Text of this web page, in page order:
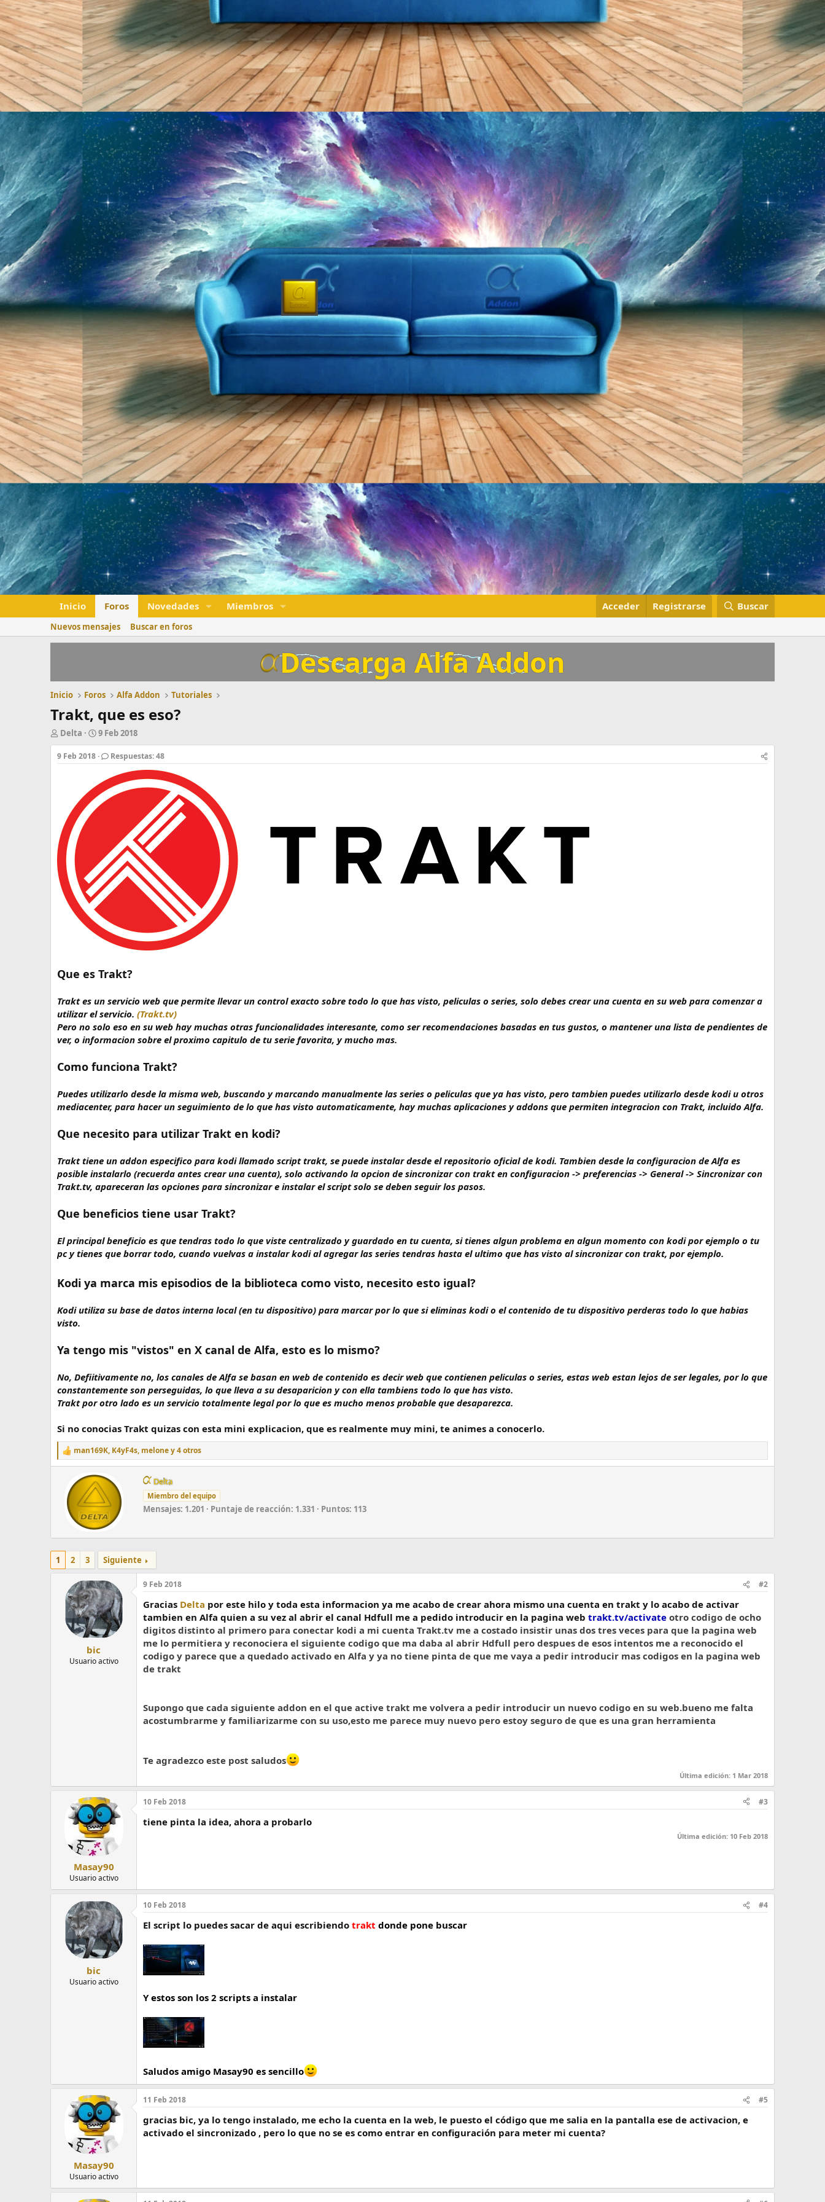
Inicio Foros Novedades Miembros Acceder Registrarse Buscar
Nuevos mensajes Buscar en foros
Descarga Alfa Addon
Inicio Foros Alfa Addon Tutoriales
Trakt, que es eso?
A
u
t
o
Delta
F
e
c
h
d
e
i
o
9 Feb 2018
9 Feb 2018 Respuestas: 48
Que es Trakt?
Trakt es un servicio web que permite llevar un control exacto sobre todo lo que has visto, peliculas o series, solo debes crear una cuenta en su web para comenzar a
utilizar el servicio. (Trakt.tv)
Pero no solo eso en su web hay muchas otras funcionalidades interesante, como ser recomendaciones basadas en tus gustos, o mantener una lista de pendientes de
ver, o informacion sobre el proximo capitulo de tu serie favorita, y mucho mas.
Como funciona Trakt?
Puedes utilizarlo desde la misma web, buscando y marcando manualmente las series o peliculas que ya has visto, pero tambien puedes utilizarlo desde kodi u otros
mediacenter, para hacer un seguimiento de lo que has visto automaticamente, hay muchas aplicaciones y addons que permiten integracion con Trakt, incluido Alfa.
Que necesito para utilizar Trakt en kodi?
Trakt tiene un addon especifico para kodi llamado script trakt, se puede instalar desde el repositorio oficial de kodi. Tambien desde la configuracion de Alfa es
posible instalarlo (recuerda antes crear una cuenta), solo activando la opcion de sincronizar con trakt en configuracion -> preferencias -> General -> Sincronizar con
Trakt.tv, apareceran las opciones para sincronizar e instalar el script solo se deben seguir los pasos.
Que beneficios tiene usar Trakt?
El principal beneficio es que tendras todo lo que viste centralizado y guardado en tu cuenta, si tienes algun problema en algun momento con kodi por ejemplo o tu
pc y tienes que borrar todo, cuando vuelvas a instalar kodi al agregar las series tendras hasta el ultimo que has visto al sincronizar con trakt, por ejemplo.
Kodi ya marca mis episodios de la biblioteca como visto, necesito esto igual?
Kodi utiliza su base de datos interna local (en tu dispositivo) para marcar por lo que si eliminas kodi o el contenido de tu dispositivo perderas todo lo que habias
visto.
Ya tengo mis "vistos" en X canal de Alfa, esto es lo mismo?
No, Defiitivamente no, los canales de Alfa se basan en web de contenido es decir web que contienen peliculas o series, estas web estan lejos de ser legales, por lo que
constantemente son perseguidas, lo que lleva a su desaparicion y con ella tambiens todo lo que has visto.
Trakt por otro lado es un servicio totalmente legal por lo que es mucho menos probable que desaparezca.
Si no conocias Trakt quizas con esta mini explicacion, que es realmente muy mini, te animes a conocerlo.
R
e
:
man169K, K4yF4s, meloney 4 otros
W
r
i
t
b
y
Delta
Miembro del equipo
Mensajes 1.201 Puntaje de reacción 1.331 Puntos 113
1 2 3 Siguiente
bic
Usuario activo
9 Feb 2018 #2
Gracias Delta por este hilo y toda esta informacion ya me acabo de crear ahora mismo una cuenta en trakt y lo acabo de activar
tambien en Alfa quien a su vez al abrir el canal Hdfull me a pedido introducir en la pagina web trakt.tv/activate otro codigo de ocho
digitos distinto al primero para conectar kodi a mi cuenta Trakt.tv me a costado insistir unas dos tres veces para que la pagina web
me lo permitiera y reconociera el siguiente codigo que ma daba al abrir Hdfull pero despues de esos intentos me a reconocido el
codigo y parece que a quedado activado en Alfa y ya no tiene pinta de que me vaya a pedir introducir mas codigos en la pagina web
de trakt
Supongo que cada siguiente addon en el que active trakt me volvera a pedir introducir un nuevo codigo en su web.bueno me falta
acostumbrarme y familiarizarme con su uso,esto me parece muy nuevo pero estoy seguro de que es una gran herramienta
Te agradezco este post saludos
Última edición: 1 Mar 2018
Masay90
Usuario activo
10 Feb 2018 #3
tiene pinta la idea, ahora a probarlo
Última edición: 10 Feb 2018
bic
Usuario activo
10 Feb 2018 #4
El script lo puedes sacar de aqui escribiendo trakt donde pone buscar
Y estos son los 2 scripts a instalar
Saludos amigo Masay90 es sencillo
Masay90
Usuario activo
11 Feb 2018 #5
gracias bic, ya lo tengo instalado, me echo la cuenta en la web, le puesto el código que me salia en la pantalla ese de activacion, e
activado el sincronizado , pero lo que no se es como entrar en configuración para meter mi cuenta?